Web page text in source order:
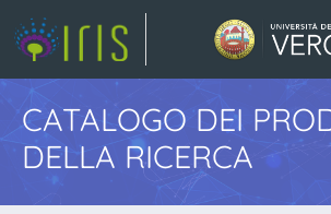
CATALOGO DEI
DELLA RICERCA